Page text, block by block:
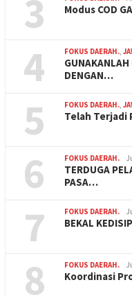
3 Modus COD
4 FOKUS DAERAH.
DENGAN…
5 FOKUS DAERAH.
Telah Terjadi
6 FOKUS DAERAH.
TERDUGA
PASA…
7 FOKUS DAERAH.
BEKAL
8 FOKUS DAERAH.
Koordinasi